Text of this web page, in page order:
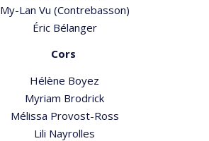
My-Lan Vu (Contrebasson)
Éric Bélanger
Cors
Hélène Boyez
Myriam Brodrick
Mélissa Provost-Ross
Lili Nayrolles